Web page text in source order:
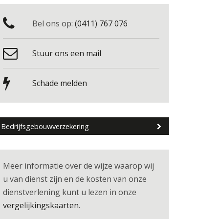
Bel ons op: (0411) 767 076
Stuur ons een mail
Schade melden
Bedrijfsgebouwverzekering
Meer informatie over de wijze waarop wij
u van dienst zijn en de kosten van onze
dienstverlening kunt u lezen in onze
vergelijkingskaarten.